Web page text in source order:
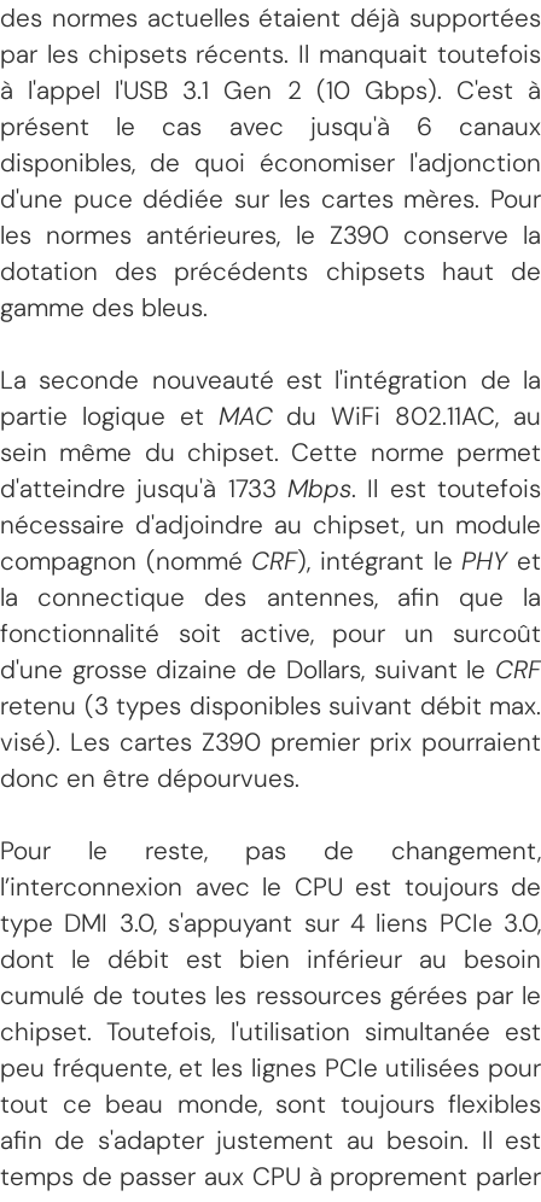
des normes actuelles étaient déjà supportées
par les chipsets récents. Il manquait toutefois
à l'appel l'USB 3.1 Gen 2 (10 Gbps). C'est à
présent le cas avec jusqu'à 6 canaux
disponibles, de quoi économiser l'adjonction
d'une puce dédiée sur les cartes mères. Pour
les normes antérieures, le Z390 conserve la
dotation des précédents chipsets haut de
gamme des bleus.
La seconde nouveauté est l'intégration de la
partie logique et MACdu WiFi 802.11AC, au
sein même du chipset. Cette norme permet
d'atteindre jusqu'à 1733 Mbps. Il est toutefois
nécessaire d'adjoindre au chipset, un module
compagnon (nommé CRF), intégrant lePHYet
la connectique des antennes, afin que la
fonctionnalité soit active, pour un surcoût
d'une grosse dizaine de Dollars, suivant le CRF
retenu (3 types disponibles suivant débit max.
visé). Les cartes Z390 premier prix pourraient
donc en être dépourvues.
Pour le reste, pas de changement,
l’interconnexion avec le CPU est toujours de
type DMI 3.0, s'appuyant sur 4 liens PCIe 3.0,
dont le débit est bien inférieur au besoin
cumulé de toutes les ressources gérées par le
chipset. Toutefois, l'utilisation simultanée est
peu fréquente, et les lignes PCIe utilisées pour
tout ce beau monde, sont toujours flexibles
afin de s'adapter justement au besoin. Il est
temps de passer aux CPU à proprement parler